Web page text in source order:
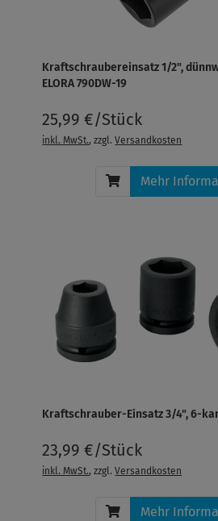
Kraftschraubereinsatz 1/2",
ELORA 790DW-19
25,99 €/Stück
inkl. MwSt., zzgl.Versandkosten
Mehr
Kraftschrauber-Einsatz 3/4", 6-
23,99 €/Stück
inkl. MwSt., zzgl.Versandkosten
Mehr